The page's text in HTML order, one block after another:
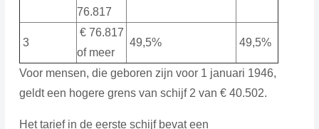
76.817
3
€ 76.817
of meer
49,5% 49,5%
Voor mensen, die geboren zijn voor 1 januari 1946,
geldt een hogere grens van schijf 2 van € 40.502.
Het tarief in de eerste schijf bevat een